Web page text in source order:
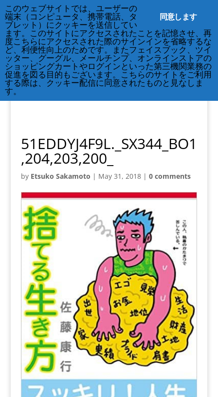
212-677-8621
info@crsny.org
51EDDYJ4F9L._SX344_BO1
,204,203,200_
by Etsuko Sakamoto | May 31, 2018| 0 comments
同意します
このウェブサイトでは、ユーザーの
端末（コンピュータ、携帯電話、タ
ブレット）にクッキーを送信してい
ます。このサイトにアクセスされたことを記憶させ、再
度こちらにアクセスされた際のサインインを省略するな
ど、利便性向上のためです。またフェイスブック、ツイ
ッター、グーグル、メールチンプ、オンラインストアの
ショッピングカートやログインといった第三機関業務の
促進を図る目的もございます。こちらのサイトをご利用
する際は、クッキー配信に同意されたものと見なしま
す。